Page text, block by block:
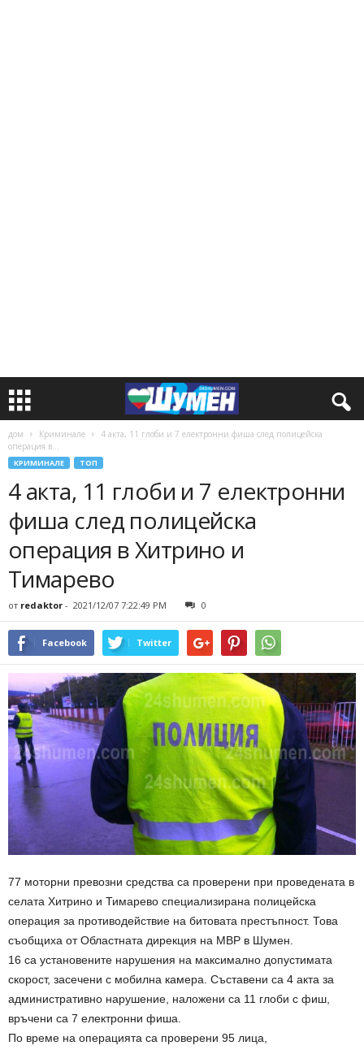
дом Криминале
4 акта, 11 глоби и 7 електронни фиша след полицейска
операция в...
КРИМИНАЛЕ ТОП
4 акта, 11 глоби и 7 електронни
фиша след полицейска
операция в Хитрино и
Тимарево
от redaktor - 2021/12/07 7:22:49 PM 0
Facebook Twitter
77 моторни превозни средства са проверени при проведената в
селата Хитрино и Тимарево специализирана полицейска
операция за противодействие на битовата престъпност. Това
съобщиха от Областната дирекция на МВР в Шумен.
16 са установените нарушения на максимално допустимата
скорост, засечени с мобилна камера. Съставени са 4 акта за
административно нарушение, наложени са 11 глоби с фиш,
връчени са 7 електронни фиша.
По време на операцията са проверени 95 лица,